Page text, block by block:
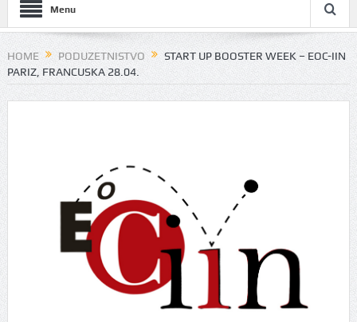
Menu
HOME PODUZETNISTVO
START UP BOOSTER WEEK – EOC-IIN
PARIZ, FRANCUSKA 28.04.